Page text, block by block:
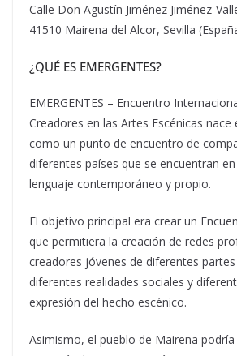
Calle Don Agustín Jiménez Jiménez-
41510 Mairena del Alcor, Sevilla
¿QUÉ ES EMERGENTES?
EMERGENTES – Encuentro
Creadores en las Artes Escénicas nace
como un punto de encuentro de
diferentes países que se encuentran
lenguaje contemporáneo y propio.
El objetivo principal era crear un
que permitiera la creación de redes
creadores jóvenes de diferentes
diferentes realidades sociales y
expresión del hecho escénico.
Asimismo, el pueblo de Mairena